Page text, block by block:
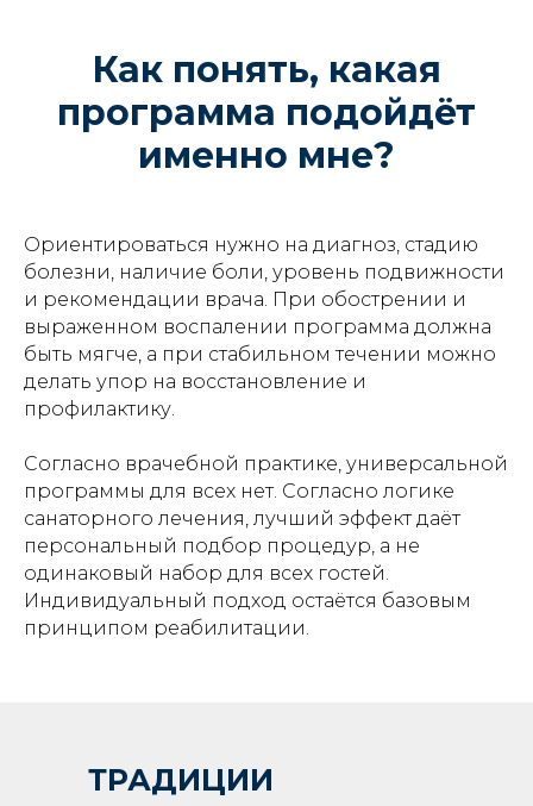
Как понять, какая
программа подойдёт
именно мне?
Ориентироваться нужно на диагноз, стадию
болезни, наличие боли, уровень подвижности
и рекомендации врача. При обострении и
выраженном воспалении программа должна
быть мягче, а при стабильном течении можно
делать упор на восстановление и
профилактику.
Согласно врачебной практике, универсальной
программы для всех нет. Согласно логике
санаторного лечения, лучший эффект даёт
персональный подбор процедур, а не
одинаковый набор для всех гостей.
Индивидуальный подход остаётся базовым
принципом реабилитации.
ТРАДИЦИИ